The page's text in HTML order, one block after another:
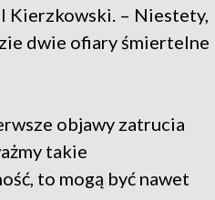
Kierzkowski. – Niestety,
dwie ofiary śmiertelne
objawy zatrucia
takie
to mogą być nawet